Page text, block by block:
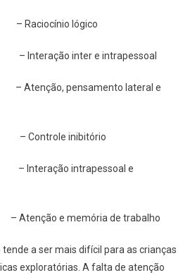
Raciocínio lógico
Interação inter e intrapessoal
pensamento lateral e
– Controle inibitório
Interação intrapessoal e
e memória de trabalho
a ser mais difícil para as crianças
exploratórias. A falta de atenção